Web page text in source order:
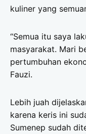
kuliner yang
“Semua itu saya
masyarakat. Mari
pertumbuhan
Fauzi.
Lebih juah
karena keris ini
Sumenep sudah